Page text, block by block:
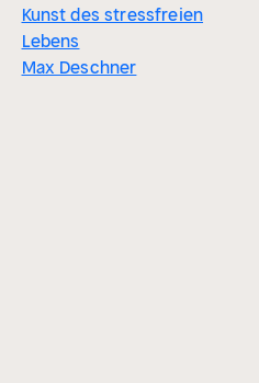
Kunst des stressfreien
Lebens
Max Deschner